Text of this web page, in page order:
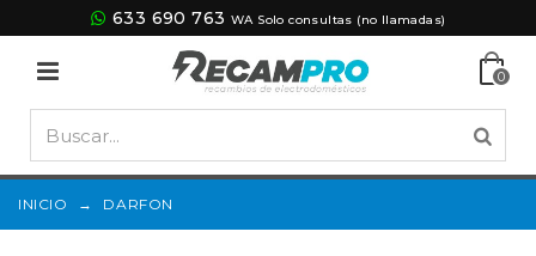
633 690 763 WA Solo consultas (no llamadas)
0
INICIO → DARFON